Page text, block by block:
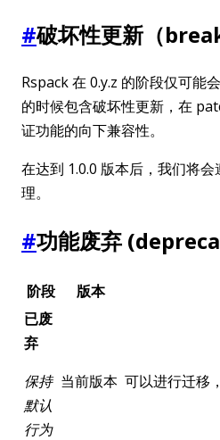
#破坏性更新（
Rspack 在 0.y.z 的阶段仅可能
的时候包含破坏性更新，在
证功能的向下兼容性。
在达到 1.0.0 版本后，我们将会
理。
#功能废弃
阶段 版本
已废
弃
保持
默认
行为
当前版本 可以进行迁移